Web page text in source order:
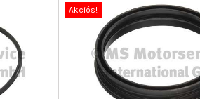
Akciós!